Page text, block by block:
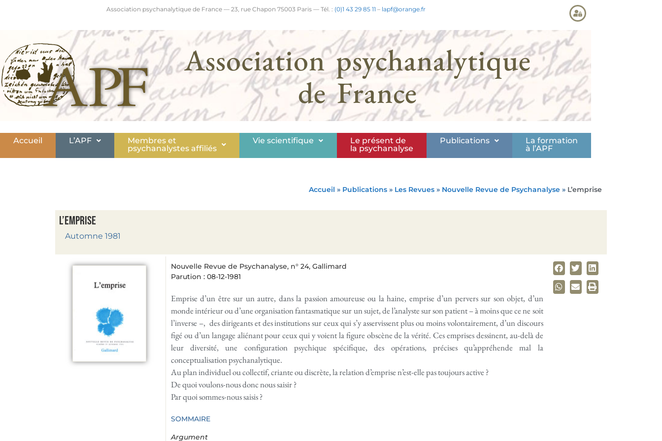
Association psychanalytique de France — 23, rue Chapon 75003 Paris — Tél. : (0)1 43 29 85 11 – lapf@orange.fr
Association psychanalytique
de France
Accueil L’APF
Membres et
psychanalystes affiliés
Vie scientifique
Le présent de
la psychanalyse
Publications
La formation
à l’APF
Accueil » Publications » Les Revues » Nouvelle Revue de Psychanalyse » L’emprise
L’emprise
Automne 1981
Nouvelle Revue de Psychanalyse, n° 24, Gallimard
Parution : 08-12-1981
Emprise d’un être sur un autre, dans la passion amoureuse ou la haine, emprise d’un pervers sur son objet, d’un
monde intérieur ou d’une organisation fantasmatique sur un sujet, de l’analyste sur son patient – à moins que ce ne soit
l’inverse –, des dirigeants et des institutions sur ceux qui s’y asservissent plus ou moins volontairement, d’un discours
figé ou d’un langage aliénant pour ceux qui y voient la figure obscène de la vérité. Ces emprises dessinent, au-delà de
leur diversité, une configuration psychique spécifique, des opérations, précises qu’appréhende mal la
conceptualisation psychanalytique.
Au plan individuel ou collectif, criante ou discrète, la relation d’emprise n’est-elle pas toujours active ?
De quoi voulons-nous donc nous saisir ?
Par quoi sommes-nous saisis ?
SOMMAIRE
Argument